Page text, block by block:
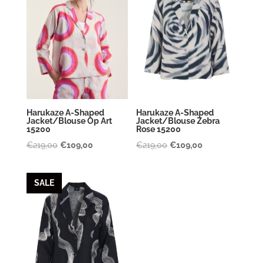
Harukaze A-Shaped
Jacket/Blouse Op Art
15200
€219,00 Oorspronkelijke
was:
€219,00.
€109,00Huidige
€109,00.
Harukaze A-Shaped
Jacket/Blouse Zebra
Rose 15200
€219,00 Oorspronkelijke
€109,00
SALE